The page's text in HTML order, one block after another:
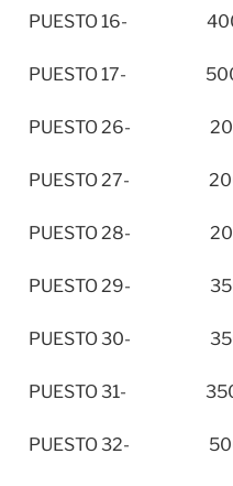
PUESTO 16- 400
PUESTO 17- 500
PUESTO 26- 200
PUESTO 27- 200
PUESTO 28- 200
PUESTO 29- 350
PUESTO 30- 350
PUESTO 31- 350
PUESTO 32- 500